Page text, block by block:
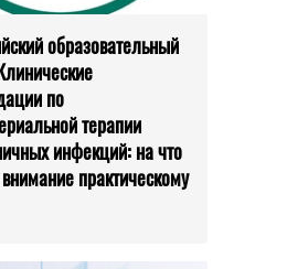
образовательный
по
терапии
инфекций: на что
практическому